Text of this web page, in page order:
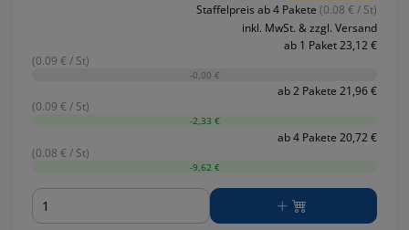
Staffelpreis ab 4 Pakete (0.08 € / St)
inkl. MwSt. & zzgl. Versand
ab 1 Paket 23,12 €
(0.09 € / St)
-0,00 €
ab 2 Pakete 21,96 €
(0.09 € / St)
-2,33 €
ab 4 Pakete 20,72 €
(0.08 € / St)
-9,62 €
Menge